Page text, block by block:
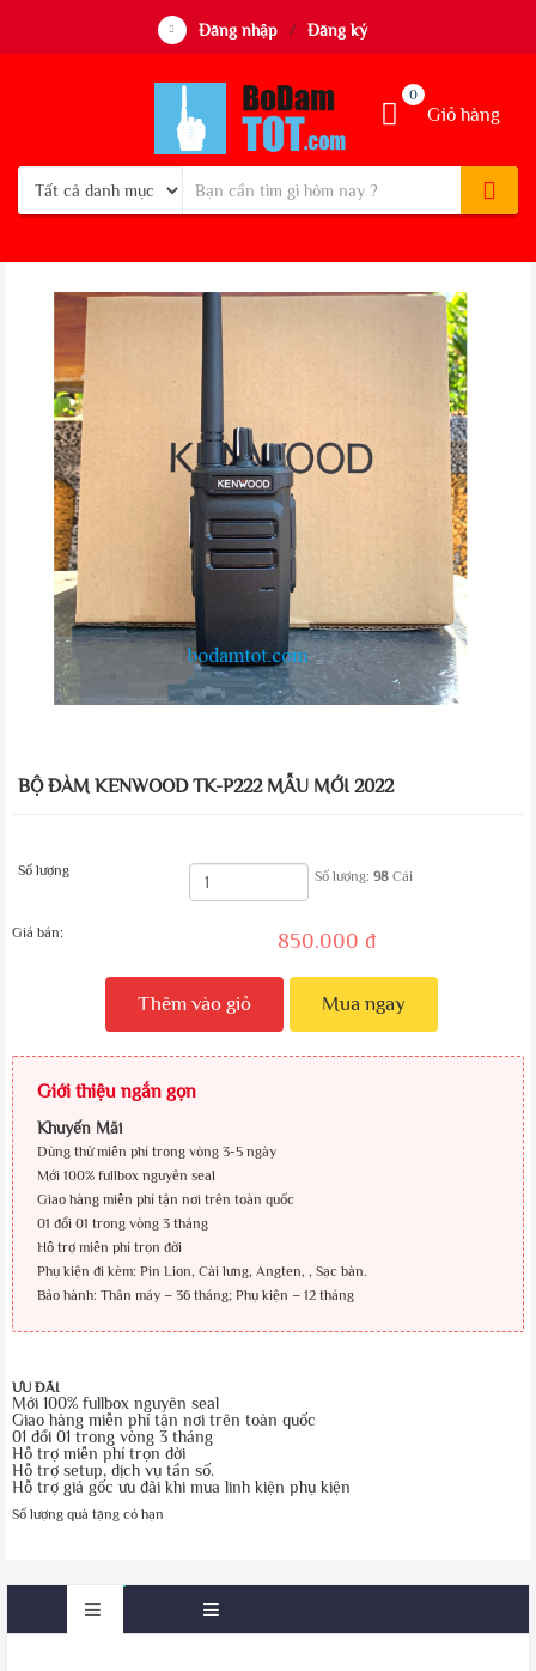
Đăng nhập / Đăng ký
Giỏ hàng
0
BỘ ĐÀM KENWOOD TK-P222 MẪU MỚI 2022
Số lượng Số lượng: 98Cái
Giá bán: 850.000 đ
Thêm vào giỏ Mua ngay
Giới thiệu ngắn gọn
Khuyến Mãi
Dùng thử miễn phí trong vòng 3-5 ngày
Mới 100% fullbox nguyên seal
Giao hàng miễn phí tận nơi trên toàn quốc
01 đổi 01 trong vòng 3 tháng
Hỗ trợ miễn phí trọn đời
Phụ kiện đi kèm: Pin Lion, Cài lưng, Angten, , Sạc bàn.
Bảo hành: Thân máy – 36 tháng; Phụ kiện – 12 tháng
ƯU ĐÃI
Mới 100% fullbox nguyên seal
Giao hàng miễn phí tận nơi trên toàn quốc
01 đổi 01 trong vòng 3 tháng
Hỗ trợ miễn phí trọn đời
Hỗ trợ setup, dịch vụ tần số.
Hỗ trợ giá gốc ưu đãi khi mua linh kiện phụ kiện
Số lượng quà tặng có hạn